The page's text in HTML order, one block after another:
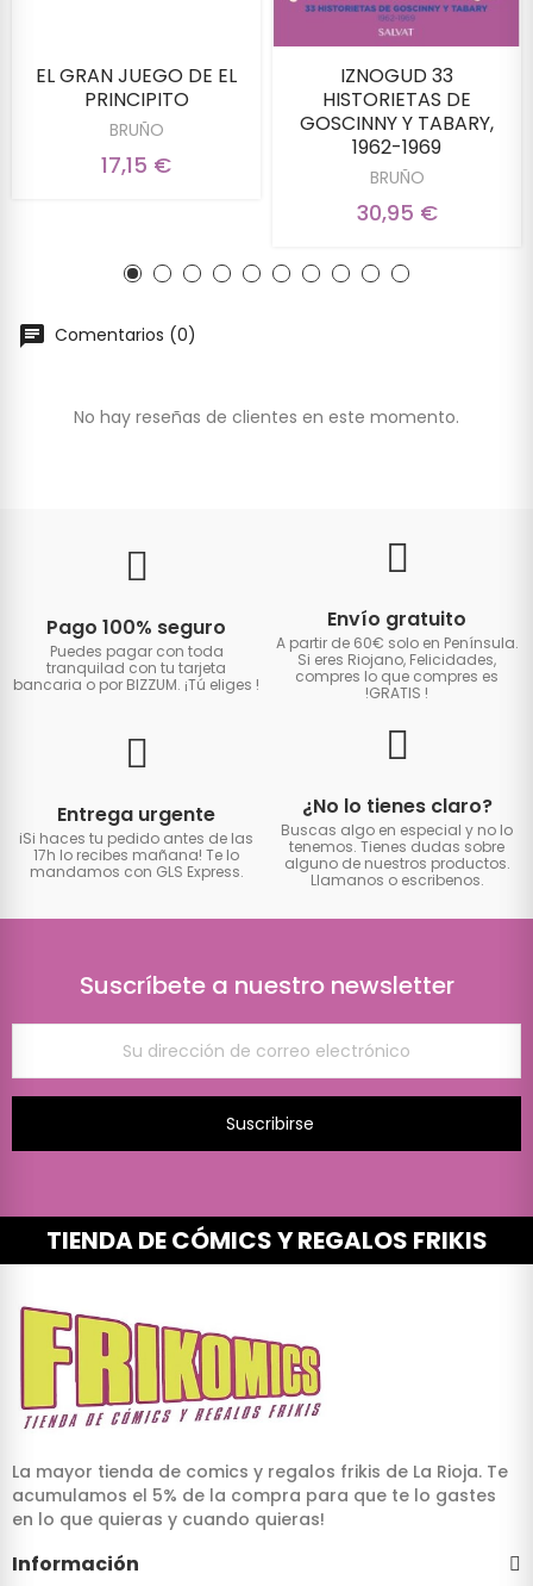
EL GRAN JUEGO DE EL
PRINCIPITO
BRUÑO
17,15 €
IZNOGUD 33
HISTORIETAS DE
GOSCINNY Y TABARY,
1962-1969
BRUÑO
30,95 €
Comentarios (0)
No hay reseñas de clientes en este momento.
Pago 100% seguro
Puedes pagar con toda
tranquilad con tu tarjeta
bancaria o por BIZZUM. ¡Tú eliges !
Envío gratuito
A partir de 60€ solo en Península.
Si eres Riojano, Felicidades,
compres lo que compres es
!GRATIS !
Entrega urgente
iSi haces tu pedido antes de las
17h lo recibes mañana! Te lo
mandamos con GLS Express.
¿No lo tienes claro?
Buscas algo en especial y no lo
tenemos. Tienes dudas sobre
alguno de nuestros productos.
Llamanos o escribenos.
Suscríbete a nuestro newsletter
Suscribirse
TIENDA DE CÓMICS Y REGALOS FRIKIS
La mayor tienda de comics y regalos frikis de La Rioja. Te
acumulamos el 5% de la compra para que te lo gastes
en lo que quieras y cuando quieras!
Información